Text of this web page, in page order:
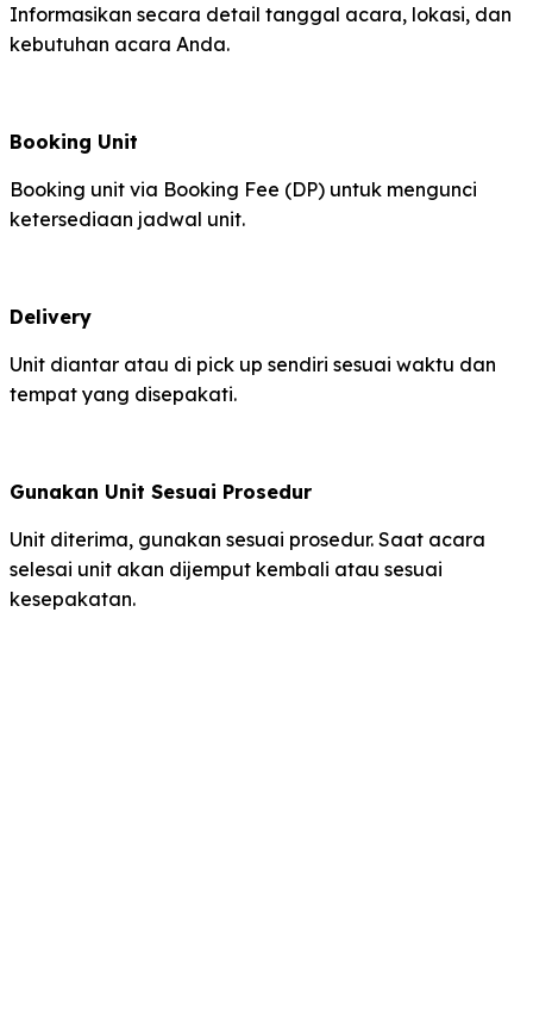
Informasikan secara detail tanggal acara, lokasi, dan
kebutuhan acara Anda.
Booking Unit
Booking unit via Booking Fee (DP) untuk mengunci
ketersediaan jadwal unit.
Delivery
Unit diantar atau di pick up sendiri sesuai waktu dan
tempat yang disepakati.
Gunakan Unit Sesuai Prosedur
Unit diterima, gunakan sesuai prosedur. Saat acara
selesai unit akan dijemput kembali atau sesuai
kesepakatan.